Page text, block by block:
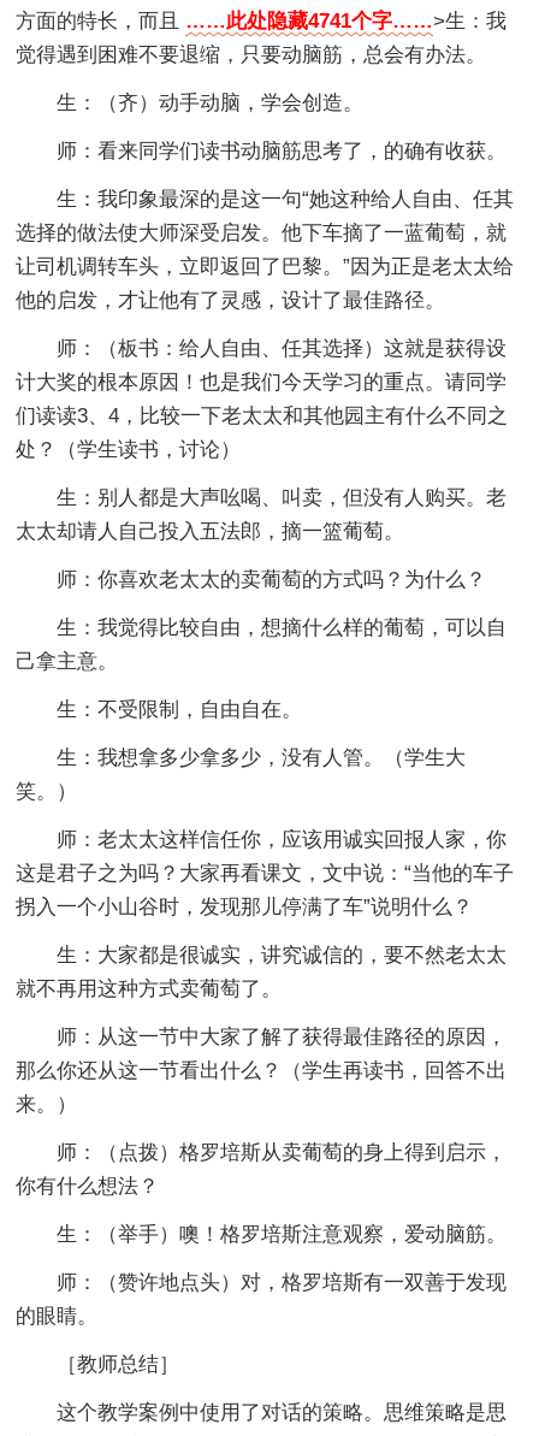
方面的特长，而且 ……此处隐藏4741个字……>生：我
觉得遇到困难不要退缩，只要动脑筋，总会有办法。
生：（齐）动手动脑，学会创造。
师：看来同学们读书动脑筋思考了，的确有收获。
生：我印象最深的是这一句“她这种给人自由、任其
选择的做法使大师深受启发。他下车摘了一蓝葡萄，就
让司机调转车头，立即返回了巴黎。”因为正是老太太给
他的启发，才让他有了灵感，设计了最佳路径。
师：（板书：给人自由、任其选择）这就是获得设
计大奖的根本原因！也是我们今天学习的重点。请同学
们读读3、4，比较一下老太太和其他园主有什么不同之
处？（学生读书，讨论）
生：别人都是大声吆喝、叫卖，但没有人购买。老
太太却请人自己投入五法郎，摘一篮葡萄。
师：你喜欢老太太的卖葡萄的方式吗？为什么？
生：我觉得比较自由，想摘什么样的葡萄，可以自
己拿主意。
生：不受限制，自由自在。
生：我想拿多少拿多少，没有人管。（学生大
笑。）
师：老太太这样信任你，应该用诚实回报人家，你
这是君子之为吗？大家再看课文，文中说：“当他的车子
拐入一个小山谷时，发现那儿停满了车”说明什么？
生：大家都是很诚实，讲究诚信的，要不然老太太
就不再用这种方式卖葡萄了。
师：从这一节中大家了解了获得最佳路径的原因，
那么你还从这一节看出什么？（学生再读书，回答不出
来。）
师：（点拨）格罗培斯从卖葡萄的身上得到启示，
你有什么想法？
生：（举手）噢！格罗培斯注意观察，爱动脑筋。
师：（赞许地点头）对，格罗培斯有一双善于发现
的眼睛。
［教师总结］
这个教学案例中使用了对话的策略。思维策略是思